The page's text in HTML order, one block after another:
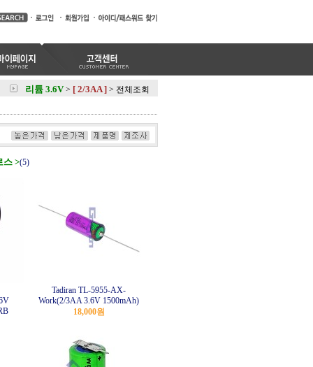
리튬 3.6V> [ 2/3AA ] > 전체조회
스 >(5)
Tadiran TL-5955-AX-
Work(2/3AA 3.6V 1500mAh)
18,000원